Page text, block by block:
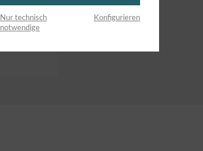
Nur technisch
notwendige
Konfigurieren